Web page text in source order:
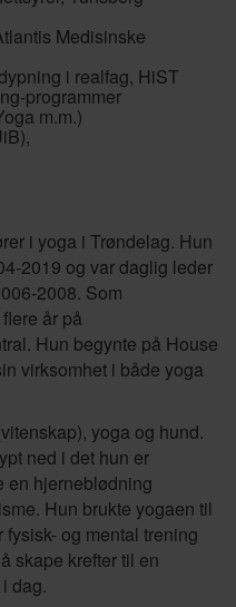
Medisinske
i realfag, HiST
programmer
m.m.)
i yoga i Trøndelag. Hun
2019 og var daglig leder
2008. Som
år på
Hun begynte på House
virksomhet i både yoga
yoga og hund.
ned i det hun er
en hjerneblødning
Hun brukte yogaen til
og mental trening
skape krefter til en
dag.